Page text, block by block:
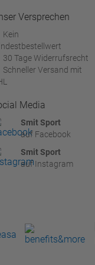
Versprechen
Kein
30 Tage Widerrufsrecht
Schneller Versand mit
Media
Smit Sport
auf Facebook
Smit Sport
auf Instagram